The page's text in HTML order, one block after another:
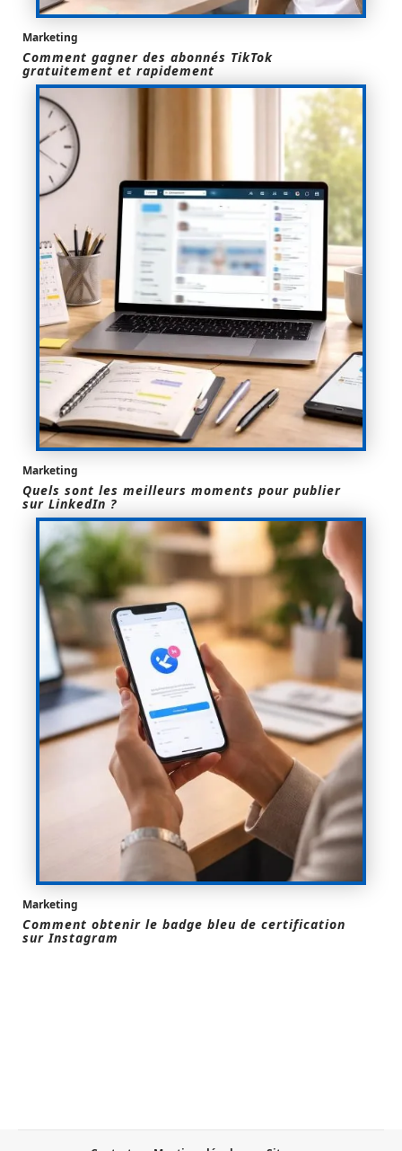
Marketing
Comment gagner des abonnés TikTok
gratuitement et rapidement
Marketing
Quels sont les meilleurs moments pour publier
sur LinkedIn ?
Marketing
Comment obtenir le badge bleu de certification
sur Instagram